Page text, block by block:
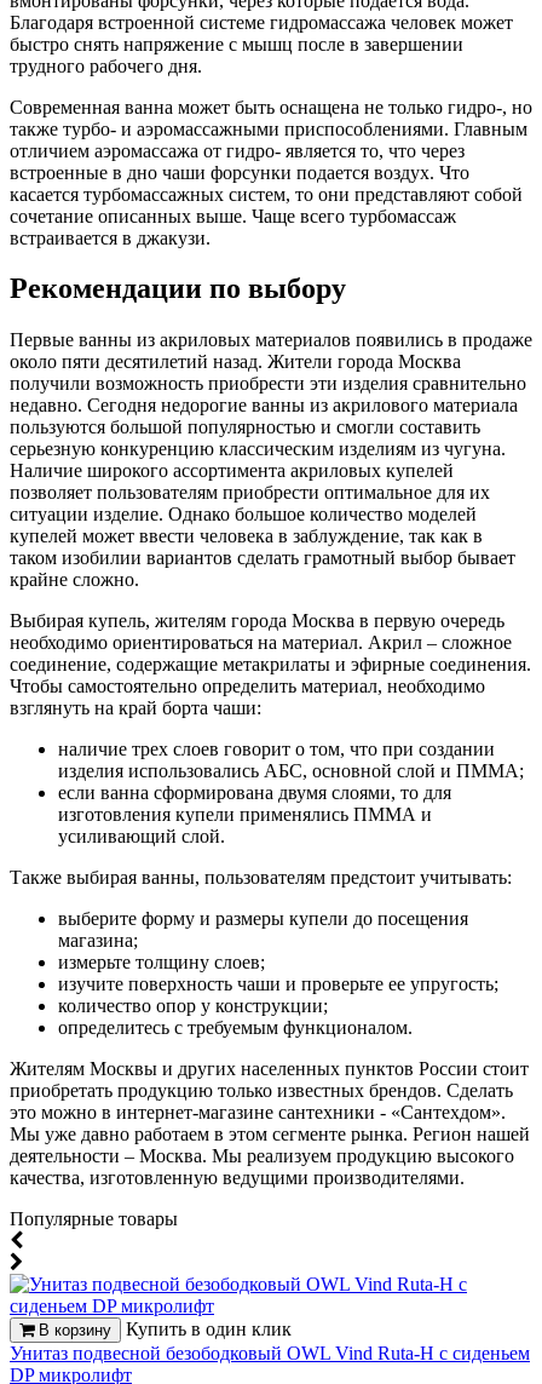
Благодаря встроенной системе гидромассажа человек может
быстро снять напряжение с мышц после в завершении
трудного рабочего дня.
Современная ванна может быть оснащена не только гидро-, но
также турбо- и аэромассажными приспособлениями. Главным
отличием аэромассажа от гидро- является то, что через
встроенные в дно чаши форсунки подается воздух. Что
касается турбомассажных систем, то они представляют собой
сочетание описанных выше. Чаще всего турбомассаж
встраивается в джакузи.
Рекомендации по выбору
Первые ванны из акриловых материалов появились в продаже
около пяти десятилетий назад. Жители города Москва
получили возможность приобрести эти изделия сравнительно
недавно. Сегодня недорогие ванны из акрилового материала
пользуются большой популярностью и смогли составить
серьезную конкуренцию классическим изделиям из чугуна.
Наличие широкого ассортимента акриловых купелей
позволяет пользователям приобрести оптимальное для их
ситуации изделие. Однако большое количество моделей
купелей может ввести человека в заблуждение, так как в
таком изобилии вариантов сделать грамотный выбор бывает
крайне сложно.
Выбирая купель, жителям города Москва в первую очередь
необходимо ориентироваться на материал. Акрил – сложное
соединение, содержащие метакрилаты и эфирные соединения.
Чтобы самостоятельно определить материал, необходимо
взглянуть на край борта чаши:
наличие трех слоев говорит о том, что при создании
изделия использовались АБС, основной слой и ПММА;
если ванна сформирована двумя слоями, то для
изготовления купели применялись ПММА и
усиливающий слой.
Также выбирая ванны, пользователям предстоит учитывать:
выберите форму и размеры купели до посещения
магазина;
измерьте толщину слоев;
изучите поверхность чаши и проверьте ее упругость;
количество опор у конструкции;
определитесь с требуемым функционалом.
Жителям Москвы и других населенных пунктов России стоит
приобретать продукцию только известных брендов. Сделать
это можно в интернет-магазине сантехники - «Сантехдом».
Мы уже давно работаем в этом сегменте рынка. Регион нашей
деятельности – Москва. Мы реализуем продукцию высокого
качества, изготовленную ведущими производителями.
Популярные товары
В корзину
Купить в один клик
Унитаз подвесной безободковый OWL Vind Ruta-H с сиденьем
DP микролифт